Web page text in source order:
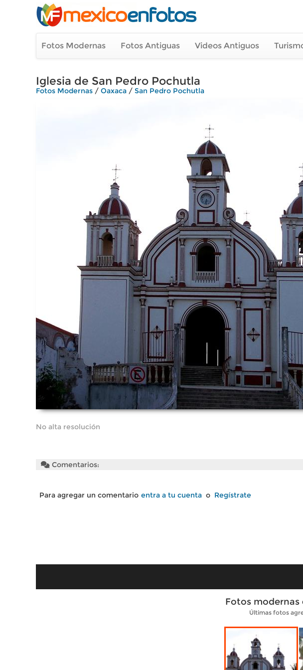
Fotos Modernas Fotos Antiguas Videos Antiguos
Iglesia de San Pedro Pochutla
Fotos Modernas / Oaxaca / San Pedro Pochutla
No alta resolución
Comentarios:
Para agregar un comentario entra a tu cuenta o Regístrate
Fotos modernas
Últimas fotos